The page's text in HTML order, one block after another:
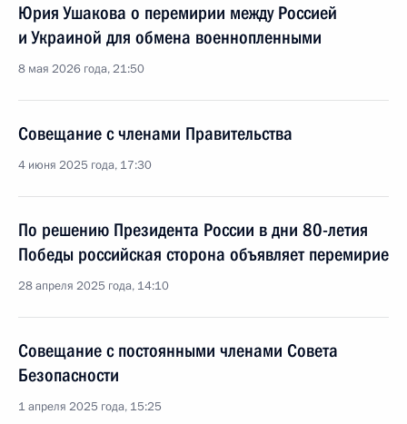
Юрия Ушакова о перемирии между Россией
и Украиной для обмена военнопленными
8 мая 2026 года, 21:50
Совещание с членами Правительства
4 июня 2025 года, 17:30
По решению Президента России в дни 80-летия
Победы российская сторона объявляет перемирие
28 апреля 2025 года, 14:10
Совещание с постоянными членами Совета
Безопасности
1 апреля 2025 года, 15:25